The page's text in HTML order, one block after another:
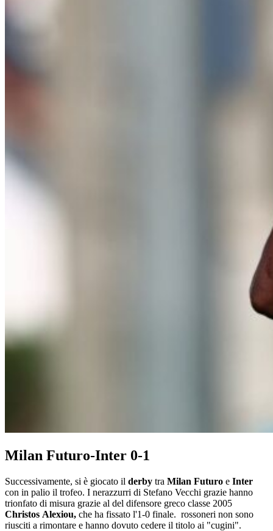
Milan Futuro-Inter 0-1
Successivamente, si è giocato il derby tra Milan Futuro e Inter
con in palio il trofeo. I nerazzurri di Stefano Vecchi grazie hanno
trionfato di misura grazie al del difensore greco classe 2005
Christos Alexiou, che ha fissato l'1-0 finale. rossoneri non sono
riusciti a rimontare e hanno dovuto cedere il titolo ai "cugini".